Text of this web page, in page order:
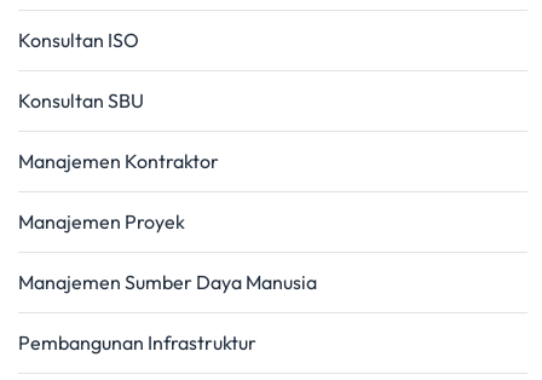
Konsultan ISO
Konsultan SBU
Manajemen Kontraktor
Manajemen Proyek
Manajemen Sumber Daya Manusia
Pembangunan Infrastruktur